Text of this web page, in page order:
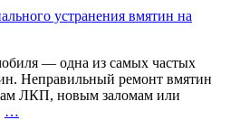
устранения вмятин на
— одна из самых частых
Неправильный ремонт вмятин
ЛКП, новым заломам или
…